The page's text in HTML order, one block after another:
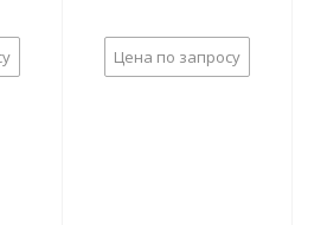
Цена по запросу